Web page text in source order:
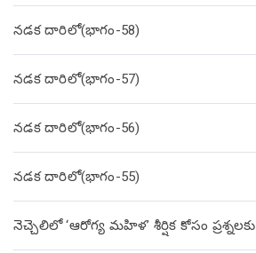
నడక దారిలో(భాగం-58)
నడక దారిలో(భాగం-57)
నడక దారిలో(భాగం-56)
నడక దారిలో(భాగం-55)
నెచ్చెలిలో ‘ఆరోగ్య మహిళ’ శీర్షిక కోసం